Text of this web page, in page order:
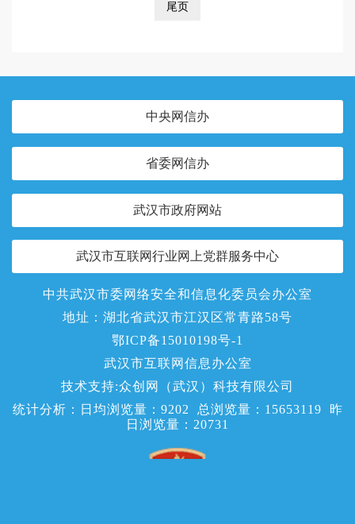
尾页
中央网信办
省委网信办
武汉市政府网站
武汉市互联网行业网上党群服务中心
中共武汉市委网络安全和信息化委员会办公室
地址：湖北省武汉市江汉区常青路58号
鄂ICP备15010198号-1
武汉市互联网信息办公室
技术支持:众创网（武汉）科技有限公司
统计分析：日均浏览量： 9202 总浏览量： 15653119 昨
日浏览量： 20731